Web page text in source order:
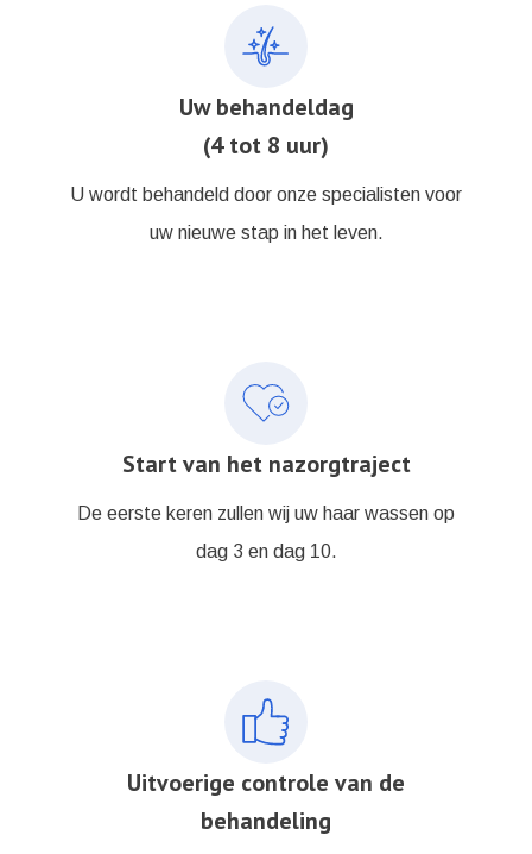
Uw behandeldag
(4 tot 8 uur)
U wordt behandeld door onze specialisten voor
uw nieuwe stap in het leven.
Start van het nazorgtraject
De eerste keren zullen wij uw haar wassen op
dag 3 en dag 10.
Uitvoerige controle van de
behandeling